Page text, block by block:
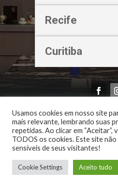
Recife
Curitiba
Oliveira & Imbroinisio
Usamos cookies em nosso site
mais relevante, lembrando suas
repetidas. Ao clicar em “Aceitar”,
TODOS os cookies. Este site
sensíveis de seus visitantes!
Cookie Settings Aceito tudo